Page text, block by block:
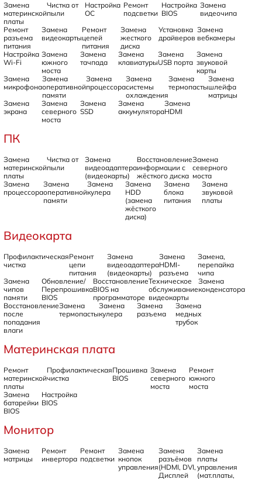
Замена
материнской
платы
Чистка от
пыли
Настройка
ОС
Ремонт
подсветки
Настройка
BIOS
Замена
видеочипа
Ремонт
разъема
питания
Замена
видеокарты
Ремонт
цепей
питания
Замена
жесткого
диска
Установка
драйверов
Замена
вебкамеры
Настройка
Wi-Fi
Замена
южного
моста
Замена
тачпада
Замена
клавиатуры
Замена
USB порта
Замена
звуковой
карты
Замена
микрофона
Замена
оперативной
памяти
Замена
процессора
Замена
системы
охлаждения
Замена
термопасты
Замена
шлейфа
матрицы
Замена
экрана
Замена
северного
моста
Замена
SSD
Замена
аккумулятора
Замена
HDMI
ПК
Замена
материнской
платы
Чистка от
пыли
Замена
видеоадаптера
(видеокарты)
Восстановление
информации с
жёсткого диска
Замена
северного
моста
Замена
процессора
Замена
оперативной
памяти
Замена
кулера
Замена
HDD
(замена
жёсткого
диска)
Замена
блока
питания
Замена
звуковой
платы
Видеокарта
Профилактическая
чистка
Ремонт
цепи
питания
Замена
видеоадаптера
(видеокарты)
Замена
HDMI-
разъема
Замена,
перепайка
чипа
Замена
чипов
памяти
Обновление/
Перепрошивка
BIOS
Восстановление
BIOS на
программаторе
Техническое
обслуживание
видеокарты
Замена
конденсатора
Восстановление
после
попадания
влаги
Замена
термопасты
Замена
кулера
Замена
разъема
Замена
медных
трубок
Материнская плата
Ремонт
материнской
платы
Профилактическая
чистка
Прошивка
BIOS
Замена
северного
моста
Ремонт
южного
моста
Замена
батарейки
BIOS
Настройка
BIOS
Монитор
Замена
матрицы
Ремонт
инвертора
Ремонт
подсветки
Замена
кнопок
управления
Замена
разъёмов
(HDMI, DVI,
Дисплей
Замена
платы
управления
(мат.платы,